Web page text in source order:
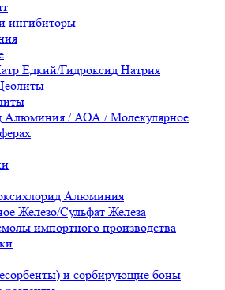
ингибиторы
Едкий/Гидроксид Натрия
Алюминия / АОА / Молекулярное
Алюминия
Железо/Сульфат Железа
импортного производства
и сорбирующие боны